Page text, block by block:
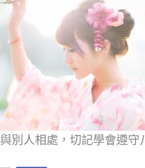
與別人相處，切記學會遵守